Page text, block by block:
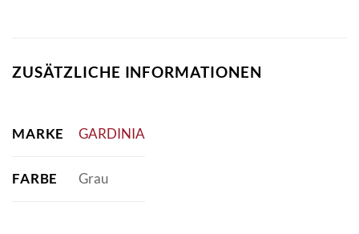
ZUSÄTZLICHE INFORMATIONEN
MARKE GARDINIA
FARBE Grau